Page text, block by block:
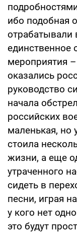
ибо подобная
отрабатывали
единственное
мероприятия
оказались
руководство
начала
российских
маленькая, но
стоила
жизни, а еще
утраченного
сидеть в
песни, играя
у кого нет
это будут